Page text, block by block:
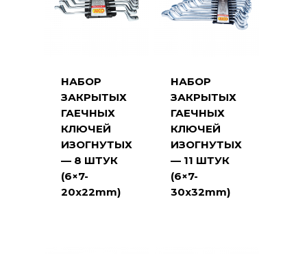
НАБОР
ЗАКРЫТЫХ
ГАЕЧНЫХ
КЛЮЧЕЙ
ИЗОГНУТЫХ
— 8 ШТУК
(6×7-
20x22mm)
НАБОР
ЗАКРЫТЫХ
ГАЕЧНЫХ
КЛЮЧЕЙ
ИЗОГНУТЫХ
— 11 ШТУК
(6×7-
30x32mm)